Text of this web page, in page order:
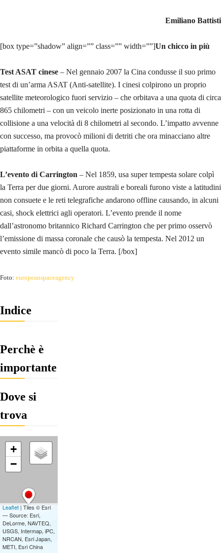
Emiliano Battisti
[box type=”shadow” align=”” class=”” width=””]Un chicco in più
Test ASAT cinese – Nel gennaio 2007 la Cina condusse il suo primo
test di un’arma ASAT (Anti-satellite). I cinesi colpirono un proprio
satellite meteorologico fuori servizio – che orbitava a una quota di circa
865 chilometri – con un veicolo inerte posizionato in una rotta di
collisione a una velocità di 8 chilometri al secondo. L’impatto avvenne
con successo, ma provocò milioni di detriti che ora minacciano altre
piattaforme in orbita a quella quota.
L’evento di Carrington – Nel 1859, usa super tempesta solare colpì
la Terra per due giorni. Aurore australi e boreali furono viste a latitudini
non consuete e le reti telegrafiche andarono offline causando, in alcuni
casi, shock elettrici agli operatori. L’evento prende il nome
dall’astronomo britannico Richard Carrington che per primo osservò
l’emissione di massa coronale che causò la tempesta. Nel 2012 un
evento simile mancò di poco la Terra. [/box]
Foto: europeanspaceagency
Indice
Perchè è
importante
Dove si
trova